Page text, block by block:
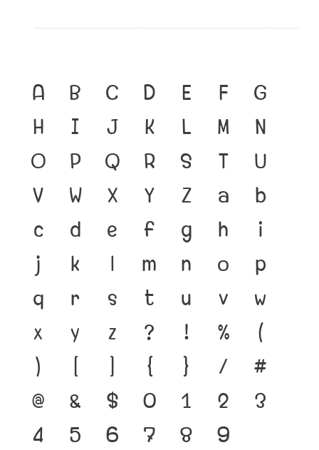
A B C D E F
G
H
I J K L M
N
O
P Q R S T
U
V
W X Y Z a
b
c
d e f g h
i
j
k l m n o
p
q
r s t u v
w
x
y z ? ! %
(
)
{ } /
#
@
& $ 0 1 2
3
4
5 6 7 8 9